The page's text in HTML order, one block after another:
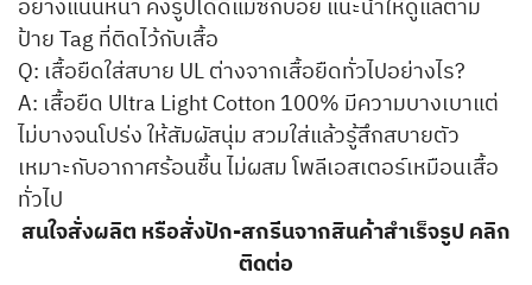
อย่างแน่นหนา คงรูปได้ดีแม้ซักบ่อย แนะนำให้ดูแลตาม
ป้าย Tag ที่ติดไว้กับเสื้อ
Q: เสื้อยืดใส่สบาย UL ต่างจากเสื้อยืดทั่วไปอย่างไร?
A: เสื้อยืด Ultra Light Cotton 100% มีความบางเบาแต่
ไม่บางจนโปร่ง ให้สัมผัสนุ่ม สวมใส่แล้วรู้สึกสบายตัว
เหมาะกับอากาศร้อนชื้น ไม่ผสม โพลีเอสเตอร์เหมือนเสื้อ
ทั่วไป
สนใจสั่งผลิต หรือสั่งปัก-สกรีนจากสินค้าสำเร็จรูป คลิก
ติดต่อ